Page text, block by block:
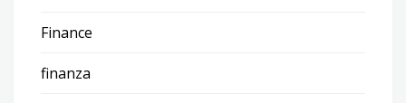
Finance
finanza